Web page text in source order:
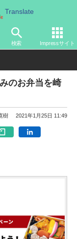
Translate
検索 Impressサイト
ポット
のお弁当を崎
樹 2021年1月25日 11:49